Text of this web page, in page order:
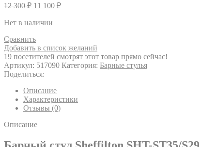
12 300₽ 11 100 ₽
Нет в наличии
Сравнить
Добавить в список желаний
19 посетителей смотрят этот товар прямо сейчас!
Артикул: 517090 Категория: Барные стулья
Поделиться:
Описание
Характеристики
Отзывы (0)
Описание